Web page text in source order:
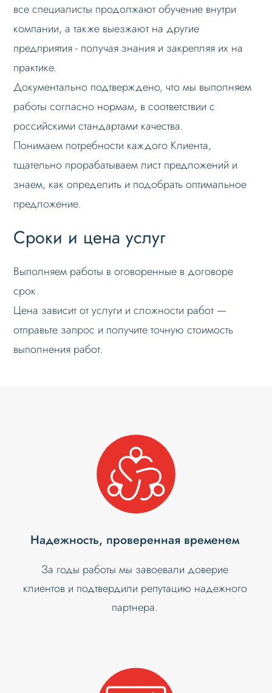
все специалисты продолжают обучение внутри
компании, а также выезжают на другие
предприятия - получая знания и закрепляя их на
практике.
Документально подтверждено, что мы выполняем
работы согласно нормам, в соответствии с
российскими стандартами качества.
Понимаем потребности каждого Клиента,
тщательно прорабатываем лист предложений и
знаем, как определить и подобрать оптимальное
предложение.
Сроки и цена услуг
Выполняем работы в оговоренные в договоре
срок.
Цена зависит от услуги и сложности работ —
отправьте запрос и получите точную стоимость
выполнения работ.
Надежность, проверенная временем
За годы работы мы завоевали доверие
клиентов и подтвердили репутацию надежного
партнера.